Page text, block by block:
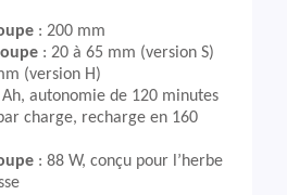
: 200 mm
: 20 à 65 mm (version S)
(version H)
Ah, autonomie de 120 minutes
charge, recharge en 160
: 88 W, conçu pour l’herbe